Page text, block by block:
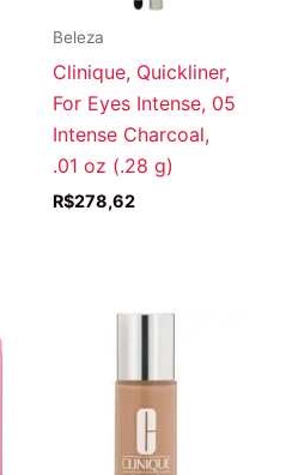
Beleza
Clinique, Quickliner,
For Eyes Intense, 05
Intense Charcoal,
.01 oz (.28 g)
R$278,62